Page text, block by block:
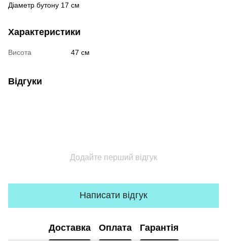
Діаметр бутону 17 см
Характеристики
Висота 47 см
Відгуки
Додайте перший відгук
Написати відгук
Доставка Оплата Гарантія